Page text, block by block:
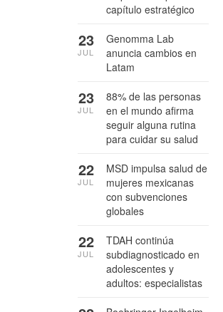
capítulo estratégico
Genomma Lab
anuncia cambios en
Latam
23
JUL
88% de las personas
en el mundo afirma
seguir alguna rutina
para cuidar su salud
23
JUL
MSD impulsa salud de
mujeres mexicanas
con subvenciones
globales
22
JUL
TDAH continúa
subdiagnosticado en
adolescentes y
adultos: especialistas
22
JUL